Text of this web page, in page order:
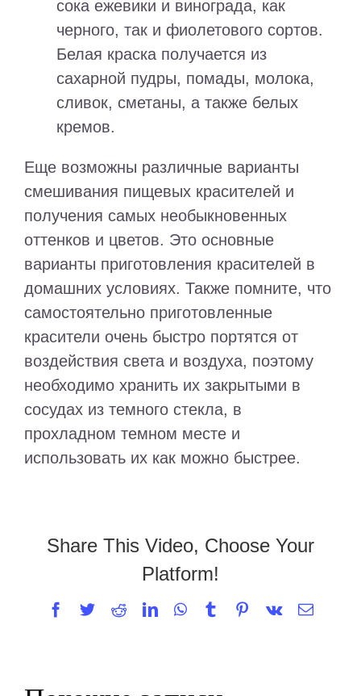
сока ежевики и винограда, как
черного, так и фиолетового сортов.
Белая краска получается из
сахарной пудры, помады, молока,
сливок, сметаны, а также белых
кремов.
Еще возможны различные варианты
смешивания пищевых красителей и
получения самых необыкновенных
оттенков и цветов. Это основные
варианты приготовления красителей в
домашних условиях. Также помните, что
самостоятельно приготовленные
красители очень быстро портятся от
воздействия света и воздуха, поэтому
необходимо хранить их закрытыми в
сосудах из темного стекла, в
прохладном темном месте и
использовать их как можно быстрее.
Share This Video, Choose Your
Platform!
Facebook
TwitterRedditLinkedInWhatsApp
TumblrPinterest
Vk Email